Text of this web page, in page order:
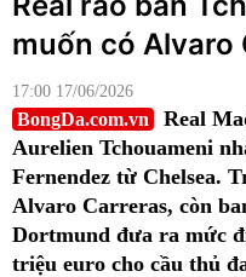
muốn có Alvaro
17:00 17/06/2026
BongDa.com.vn
Real
Aurelien Tchouameni
Fernendez từ Chelsea.
Alvaro Carreras, còn
Dortmund đưa ra mức
triệu euro cho cầu thủ